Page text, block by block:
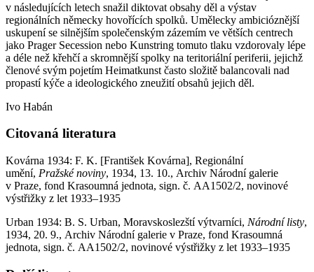
v následujících letech snažil diktovat obsahy děl a výstav
regionálních německy hovořících spolků. Umělecky ambicióznější
uskupení se silnějším společenským zázemím ve větších centrech
jako Prager Secession nebo Kunstring tomuto tlaku vzdorovaly lépe
a déle než křehčí a skromnější spolky na teritoriální periferii, jejichž
členové svým pojetím Heimatkunst často složitě balancovali nad
propastí kýče a ideologického zneužití obsahů jejich děl.
Ivo Habán
Citovaná literatura
Kovárna 1934: F. K. [František Kovárna], Regionální
umění, Pražské noviny, 1934, 13. 10., Archiv Národní galerie
v Praze, fond Krasoumná jednota, sign. č. AA1502/2, novinové
výstřižky z let 1933–1935
Urban 1934: B. S. Urban, Moravskoslezští výtvarníci, Národní listy,
1934, 20. 9., Archiv Národní galerie v Praze, fond Krasoumná
jednota, sign. č. AA1502/2, novinové výstřižky z let 1933–1935